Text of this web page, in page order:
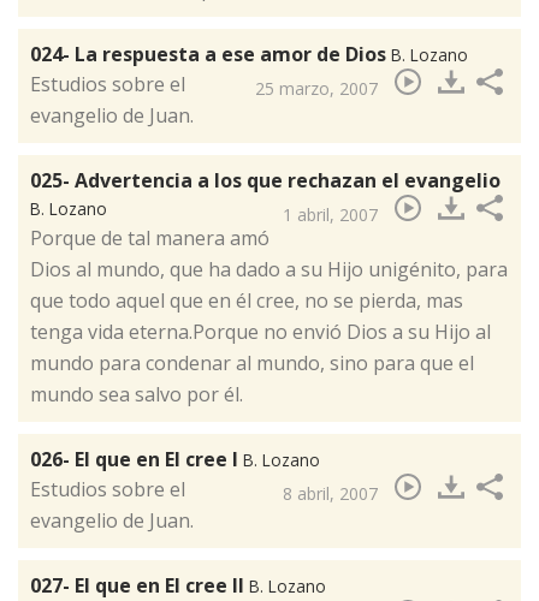
024- La respuesta a ese amor de Dios B. Lozano
25 marzo, 2007
Estudios sobre el
evangelio de Juan.
025- Advertencia a los que rechazan el evangelio
B. Lozano 1 abril, 2007
Porque de tal manera amó
Dios al mundo, que ha dado a su Hijo unigénito, para
que todo aquel que en él cree, no se pierda, mas
tenga vida eterna.Porque no envió Dios a su Hijo al
mundo para condenar al mundo, sino para que el
mundo sea salvo por él.
026- El que en El cree I B. Lozano
8 abril, 2007
​Estudios sobre el
evangelio de Juan.
027- El que en El cree II B. Lozano